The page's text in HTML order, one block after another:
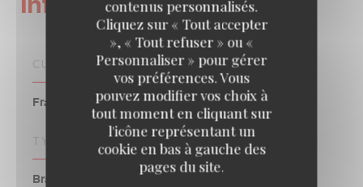
contenus personnalisés.
Cliquez sur « Tout accepter
», « Tout refuser » ou «
Personnaliser » pour gérer
vos préférences. Vous
pouvez modifier vos choix à
tout moment en cliquant sur
l'icône représentant un
cookie en bas à gauche des
pages du site.
CUISINE
Française Traditionnelle, Cuisine Traditionnelle
TYPE DE RESTAURANT
Brasserie